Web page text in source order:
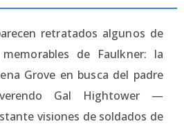
retratados algunos de
de Faulkner: la
Grove en busca del padre
Gal Hightower —
visiones de soldados de